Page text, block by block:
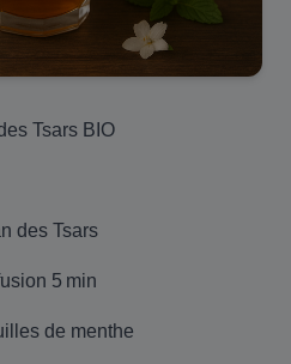
Tsars BIO
des Tsars
5 min
de menthe